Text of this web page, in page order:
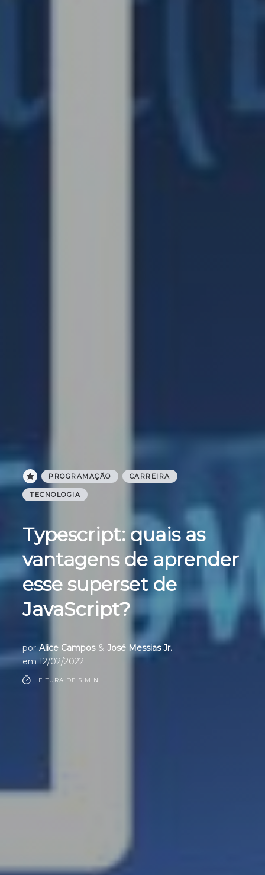
PROGRAMAÇÃO CARREIRA
TECNOLOGIA
Typescript: quais as
vantagens de aprender
esse superset de
JavaScript?
por Alice Campos & José Messias Jr.
em12/02/2022
LEITURA DE 5 MIN